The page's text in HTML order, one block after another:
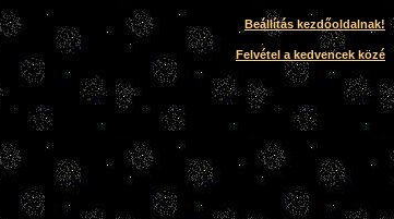
Beállítás kezdőoldalnak!
Felvétel a kedvencek közé